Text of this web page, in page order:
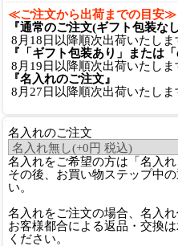
≪ご注文から出荷までの目安≫
『通常のご注文(ギフト包装なし
8月18日以降順次出荷いたしま
『「ギフト包装あり」または
8月19日以降順次出荷いたしま
『名入れのご注文』
8月27日以降順次出荷いたしま
名入れのご注文
名入れをご希望の方は「名入
その後、お買い物ステップ中
い。
名入れをご注文の場合、名入
お客様都合による返品・交換
ください。